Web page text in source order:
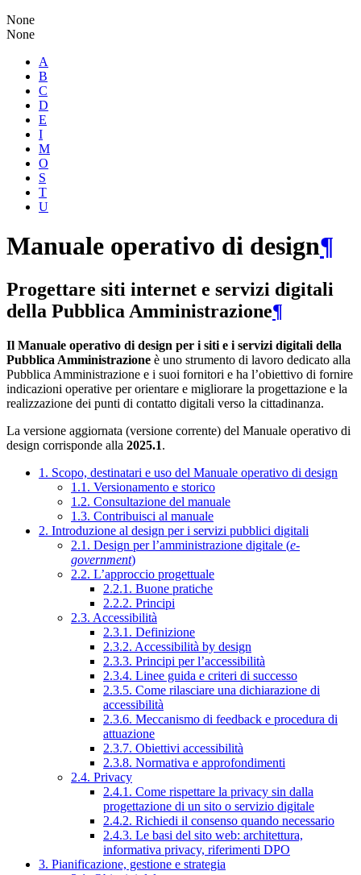
None
None
A
B
C
D
E
I
M
O
S
T
U
Manuale operativo di design¶
Progettare siti internet e servizi digitali
della Pubblica Amministrazione¶
Il Manuale operativo di design per i siti e i servizi digitali della
Pubblica Amministrazione è uno strumento di lavoro dedicato alla
Pubblica Amministrazione e i suoi fornitori e ha l’obiettivo di fornire
indicazioni operative per orientare e migliorare la progettazione e la
realizzazione dei punti di contatto digitali verso la cittadinanza.
La versione aggiornata (versione corrente) del Manuale operativo di
design corrisponde alla 2025.1.
1. Scopo, destinatari e uso del Manuale operativo di design
1.1. Versionamento e storico
1.2. Consultazione del manuale
1.3. Contribuisci al manuale
2. Introduzione al design per i servizi pubblici digitali
2.1. Design per l’amministrazione digitale (e-
government)
2.2. L’approccio progettuale
2.2.1. Buone pratiche
2.2.2. Principi
2.3. Accessibilità
2.3.1. Definizione
2.3.2. Accessibilità by design
2.3.3. Principi per l’accessibilità
2.3.4. Linee guida e criteri di successo
2.3.5. Come rilasciare una dichiarazione di
accessibilità
2.3.6. Meccanismo di feedback e procedura di
attuazione
2.3.7. Obiettivi accessibilità
2.3.8. Normativa e approfondimenti
2.4. Privacy
2.4.1. Come rispettare la privacy sin dalla
progettazione di un sito o servizio digitale
2.4.2. Richiedi il consenso quando necessario
2.4.3. Le basi del sito web: architettura,
informativa privacy, riferimenti DPO
3. Pianificazione, gestione e strategia